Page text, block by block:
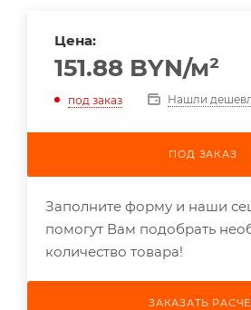
Цена:
151.88 BYN/м²
под заказ Нашли
ПОД ЗАКАЗ
Заполните форму и наши
помогут Вам подобрать
количество товара!
ЗАКАЗАТЬ